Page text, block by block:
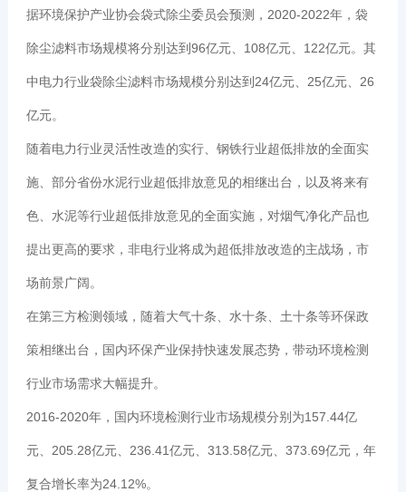
据环境保护产业协会袋式除尘委员会预测，2020-2022年，袋
除尘滤料市场规模将分别达到96亿元、108亿元、122亿元。其
中电力行业袋除尘滤料市场规模分别达到24亿元、25亿元、26
亿元。
随着电力行业灵活性改造的实行、钢铁行业超低排放的全面实
施、部分省份水泥行业超低排放意见的相继出台，以及将来有
色、水泥等行业超低排放意见的全面实施，对烟气净化产品也
提出更高的要求，非电行业将成为超低排放改造的主战场，市
场前景广阔。
在第三方检测领域，随着大气十条、水十条、土十条等环保政
策相继出台，国内环保产业保持快速发展态势，带动环境检测
行业市场需求大幅提升。
2016-2020年，国内环境检测行业市场规模分别为157.44亿
元、205.28亿元、236.41亿元、313.58亿元、373.69亿元，年
复合增长率为24.12%。